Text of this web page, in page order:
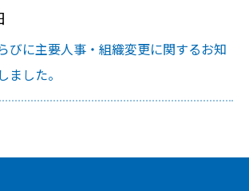
びに主要人事・組織変更に関するお知
ました。